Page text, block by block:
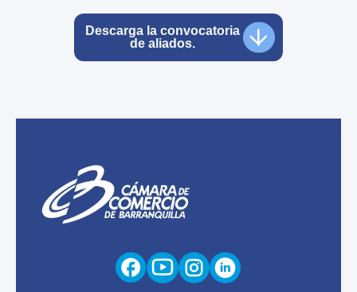
Descarga la convocatoria
de aliados.